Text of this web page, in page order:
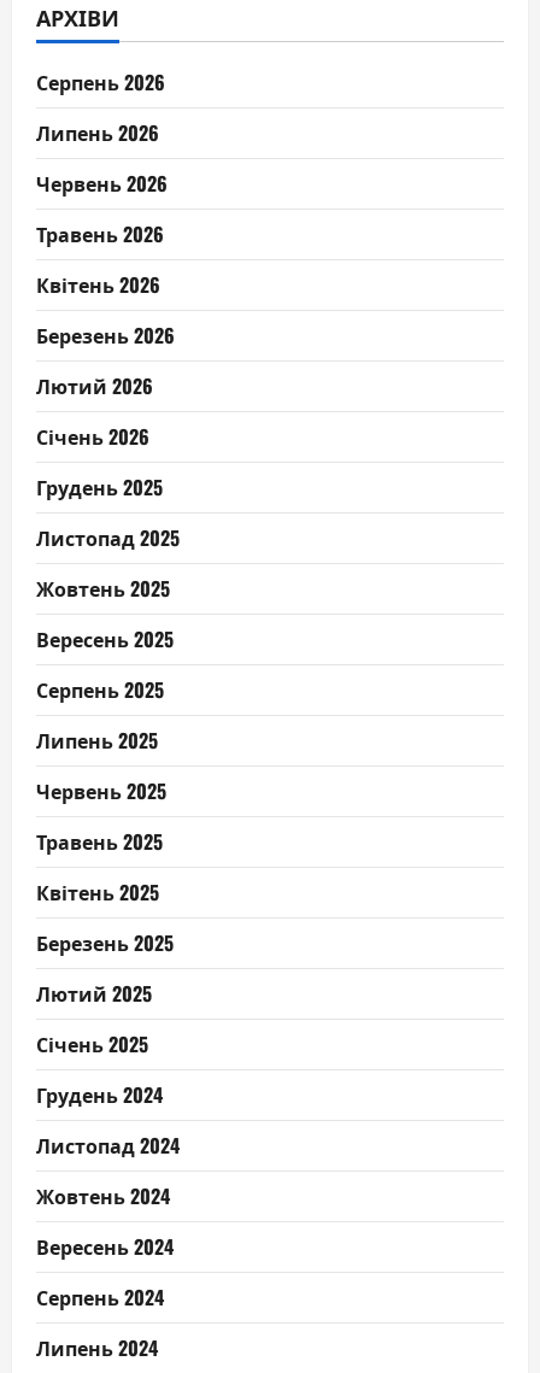
АРХІВИ
Серпень 2026
Липень 2026
Червень 2026
Травень 2026
Квітень 2026
Березень 2026
Лютий 2026
Січень 2026
Грудень 2025
Листопад 2025
Жовтень 2025
Вересень 2025
Серпень 2025
Липень 2025
Червень 2025
Травень 2025
Квітень 2025
Березень 2025
Лютий 2025
Січень 2025
Грудень 2024
Листопад 2024
Жовтень 2024
Вересень 2024
Серпень 2024
Липень 2024